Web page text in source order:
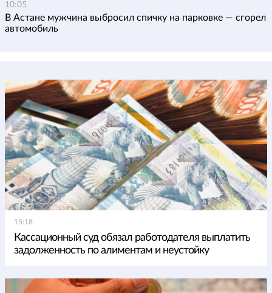
10:05
В Астане мужчина выбросил спичку на парковке — сгорел
автомобиль
15:18
Кассационный суд обязал работодателя выплатить
задолженность по алиментам и неустойку